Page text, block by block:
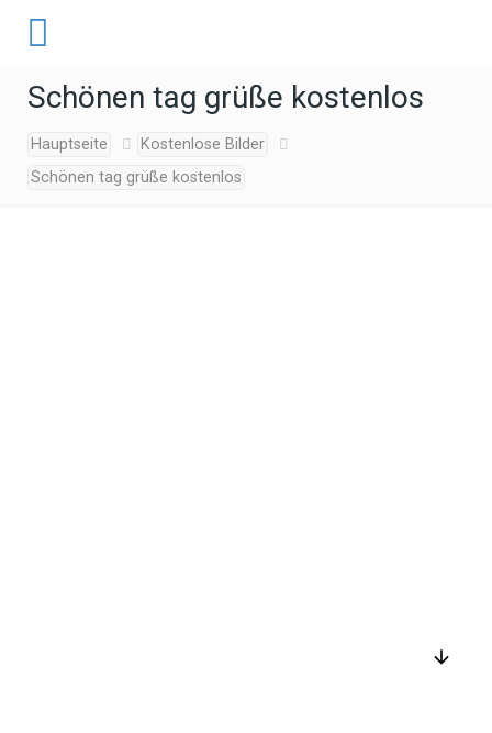
Schönen tag grüße kostenlos
Hauptseite
Kostenlose Bilder
Schönen tag grüße kostenlos
arrow_downward